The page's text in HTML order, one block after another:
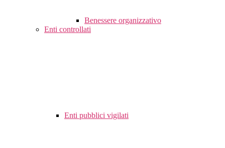
Benessere organizzativo
Enti controllati
Enti pubblici vigilati